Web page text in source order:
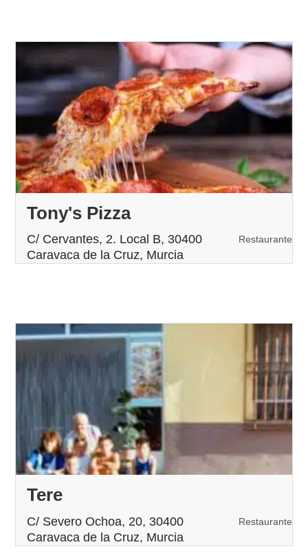
Tony's Pizza
C/ Cervantes, 2. Local B, 30400
Caravaca de la Cruz, Murcia
Restaurante
Tere
C/ Severo Ochoa, 20, 30400
Caravaca de la Cruz, Murcia
Restaurante